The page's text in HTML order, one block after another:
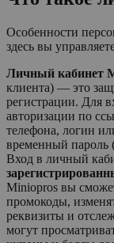
Особенности
здесь вы
Личный кабинет
клиента) — это
регистрации. Для
авторизации по
телефона, логин
временный пароль
Вход в личный
Miniopros вы
промокоды,
реквизиты и
могут